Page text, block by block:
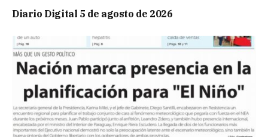
Diario Digital 5 de agosto de 2026